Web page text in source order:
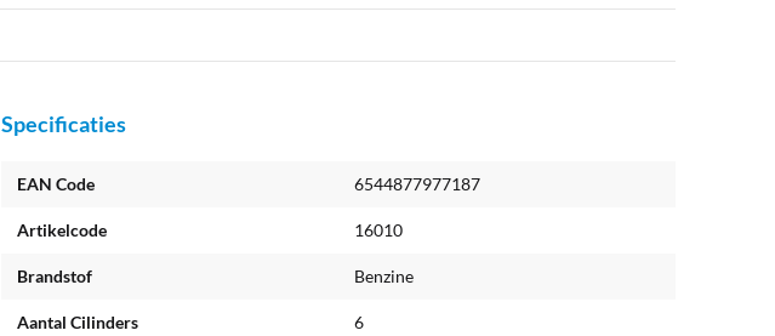
Specificaties
EAN Code 6544877977187
Artikelcode 16010
Brandstof Benzine
Aantal Cilinders
6